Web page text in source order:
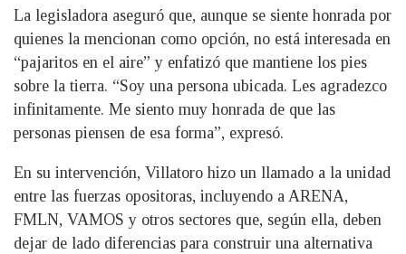
La legisladora aseguró que, aunque se siente honrada por
quienes la mencionan como opción, no está interesada en
“pajaritos en el aire” y enfatizó que mantiene los pies
sobre la tierra. “Soy una persona ubicada. Les agradezco
infinitamente. Me siento muy honrada de que las
personas piensen de esa forma”, expresó.
En su intervención, Villatoro hizo un llamado a la unidad
entre las fuerzas opositoras, incluyendo a ARENA,
FMLN, VAMOS y otros sectores que, según ella, deben
dejar de lado diferencias para construir una alternativa